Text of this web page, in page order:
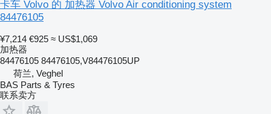
卡车 Volvo 的 加热器 Volvo Air conditioning system
84476105
¥7,214 €925 ≈ US$1,069
加热器
84476105 84476105,V84476105UP
荷兰, Veghel
BAS Parts & Tyres
联系卖方